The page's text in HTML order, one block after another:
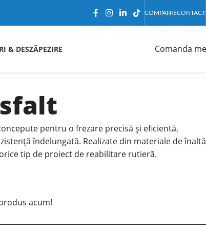
COMPANIECONTACT
& DESZĂPEZIRE
Comanda
pentru o frezare precisă și eficientă,
îndelungată. Realizate din materiale de înaltă
tip de proiect de reabilitare rutieră.
acum!